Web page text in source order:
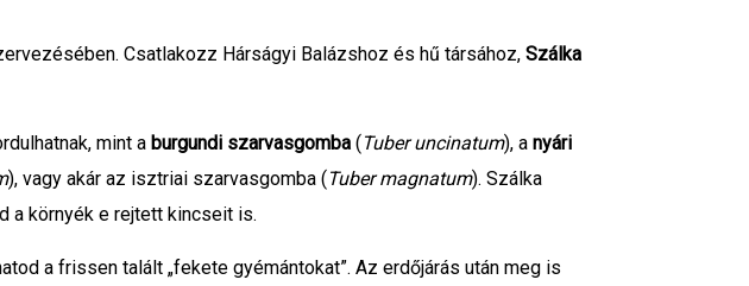
Csatlakozz Hárságyi Balázshoz és hű társához, Szálka
mint a burgundi szarvasgomba (Tuber uncinatum), a nyári
), vagy akár az isztriai szarvasgomba (Tuber magnatum). Szálka
a környék e rejtett kincseit is.
a frissen talált „fekete gyémántokat”. Az erdőjárás után meg is